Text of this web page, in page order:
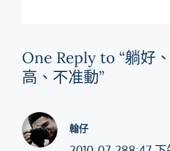
覽
One Reply to “躺好
高、不准動”
翰仔